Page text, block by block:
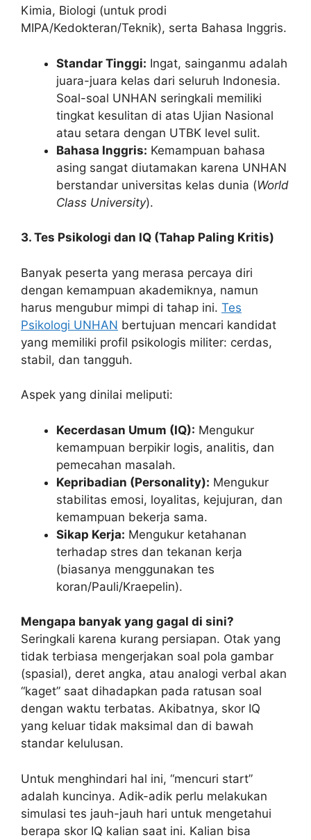
Kimia, Biologi (untuk prodi
MIPA/Kedokteran/Teknik), serta Bahasa Inggris.
Standar Tinggi: Ingat, sainganmu adalah
juara-juara kelas dari seluruh Indonesia.
Soal-soal UNHAN seringkali memiliki
tingkat kesulitan di atas Ujian Nasional
atau setara dengan UTBK level sulit.
Bahasa Inggris: Kemampuan bahasa
asing sangat diutamakan karena UNHAN
berstandar universitas kelas dunia (World
Class University).
3. Tes Psikologi dan IQ (Tahap Paling Kritis)
Banyak peserta yang merasa percaya diri
dengan kemampuan akademiknya, namun
harus mengubur mimpi di tahap ini. Tes
Psikologi UNHAN bertujuan mencari kandidat
yang memiliki profil psikologis militer: cerdas,
stabil, dan tangguh.
Aspek yang dinilai meliputi:
Kecerdasan Umum (IQ): Mengukur
kemampuan berpikir logis, analitis, dan
pemecahan masalah.
Kepribadian (Personality): Mengukur
stabilitas emosi, loyalitas, kejujuran, dan
kemampuan bekerja sama.
Sikap Kerja: Mengukur ketahanan
terhadap stres dan tekanan kerja
(biasanya menggunakan tes
koran/Pauli/Kraepelin).
Mengapa banyak yang gagal di sini?
Seringkali karena kurang persiapan. Otak yang
tidak terbiasa mengerjakan soal pola gambar
(spasial), deret angka, atau analogi verbal akan
“kaget” saat dihadapkan pada ratusan soal
dengan waktu terbatas. Akibatnya, skor IQ
yang keluar tidak maksimal dan di bawah
standar kelulusan.
Untuk menghindari hal ini, “mencuri start”
adalah kuncinya. Adik-adik perlu melakukan
simulasi tes jauh-jauh hari untuk mengetahui
berapa skor IQ kalian saat ini. Kalian bisa